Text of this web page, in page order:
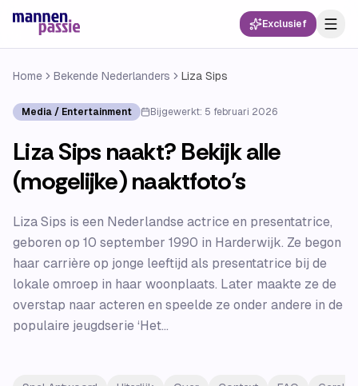
Exclusief
Home Bekende Nederlanders Liza Sips
Media / Entertainment Bijgewerkt: 5 februari 2026
Liza Sips naakt? Bekijk alle
(mogelijke) naaktfoto’s
Liza Sips is een Nederlandse actrice en presentatrice,
geboren op 10 september 1990 in Harderwijk. Ze begon
haar carrière op jonge leeftijd als presentatrice bij de
lokale omroep in haar woonplaats. Later maakte ze de
overstap naar acteren en speelde ze onder andere in de
populaire jeugdserie ‘Het...